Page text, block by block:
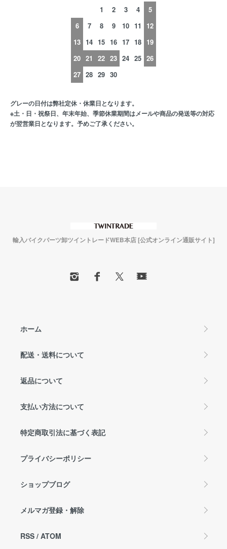
1
2 3 4
5
6
7 8 9 10 11
12
13 14 15 16 17 18 19
20 21 22 23 24 25 26
27 28 29 30
グレーの日付は弊社定休・休業日となります。
※土・日・祝祭日、年末年始、季節休業期間はメールや商品の発送等の対応
が翌営業日となります。予めご了承ください。
輸入バイクパーツ卸ツイントレードWEB本店 [公式オンライン通販サイト]
ホーム
配送・送料について
返品について
支払い方法について
特定商取引法に基づく表記
プライバシーポリシー
ショップブログ
メルマガ登録・解除
RSS / ATOM